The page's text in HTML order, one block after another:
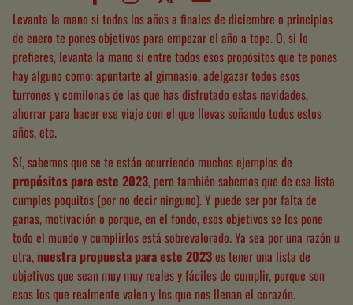
Levanta la mano si todos los años a finales de diciembre o principios
de enero te pones objetivos para empezar el año a tope. O, si lo
prefieres, levanta la mano si entre todos esos propósitos que te pones
hay alguno como: apuntarte al gimnasio, adelgazar todos esos
turrones y comilonas de las que has disfrutado estas navidades,
ahorrar para hacer ese viaje con el que llevas soñando todos estos
años, etc.
Sí, sabemos que se te están ocurriendo muchos ejemplos de
propósitos para este 2023, pero también sabemos que de esa lista
cumples poquitos (por no decir ninguno). Y puede ser por falta de
ganas, motivación o porque, en el fondo, esos objetivos se los pone
todo el mundo y cumplirlos está sobrevalorado. Ya sea por una razón u
otra, nuestra propuesta para este 2023es tener una lista de
objetivos que sean muy muy reales y fáciles de cumplir, porque son
esos los que realmente valen y los que nos llenan el corazón.